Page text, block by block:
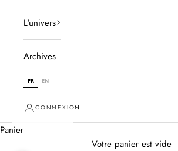
L'univers
Archives
FR EN
CONNEXION
Panier
Votre panier est vide